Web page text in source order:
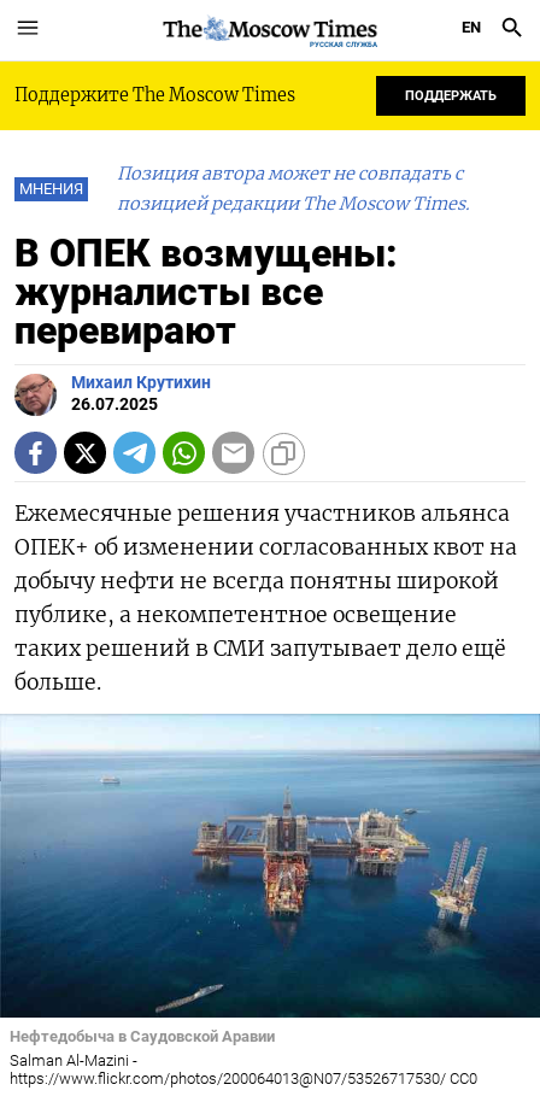
РУССКАЯ СЛУЖБА
EN
Поддержите The Moscow Times ПОДДЕРЖАТЬ
МНЕНИЯ
Позиция автора может не совпадать с
позицией редакции The Moscow Times.
В ОПЕК возмущены:
журналисты все
перевирают
Михаил Крутихин
26.07.2025
Ежемесячные решения участников альянса
ОПЕК+ об изменении согласованных квот на
добычу нефти не всегда понятны широкой
публике, а некомпетентное освещение
таких решений в СМИ запутывает дело ещё
больше.
Нефтедобыча в Саудовской Аравии
Salman Al-Mazini -
https://www.flickr.com/photos/200064013@N07/53526717530/ CC0